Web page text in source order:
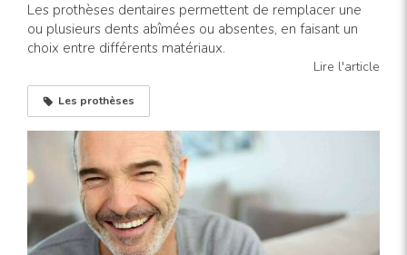
Les prothèses dentaires permettent de remplacer une
ou plusieurs dents abîmées ou absentes, en faisant un
choix entre différents matériaux.
Lire l'article
Les prothèses